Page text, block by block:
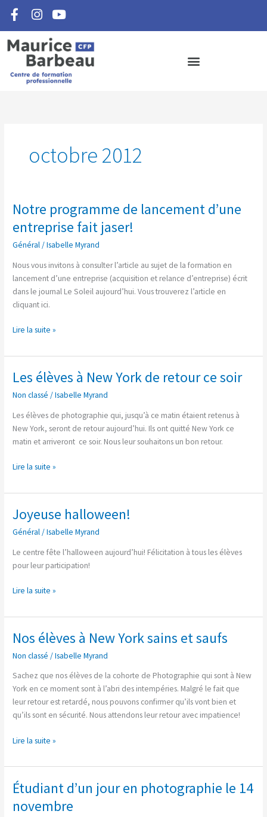
contenu
F
a
c
e
b
o
I
n
s
t
a
g
r
Y
o
u
t
u
b
e
octobre 2012
Notre programme de lancement d’une
entreprise fait jaser!
Général/Isabelle Myrand
Nous vous invitons à consulter l’article au sujet de la formation en
lancement d’une entreprise (acquisition et relance d’entreprise) écrit
dans le journal Le Soleil aujourd’hui. Vous trouverez l’article en
cliquant ici.
Notre
programme
de
lancement
Lire la suite »
Les élèves à New York de retour ce soir
Non classé /Isabelle Myrand
Les élèves de photographie qui, jusqu’à ce matin étaient retenus à
New York, seront de retour aujourd’hui. Ils ont quitté New York ce
matin et arriveront ce soir. Nous leur souhaitons un bon retour.
Les
à
New
York
de
ce
Lire la suite »
Joyeuse halloween!
Général/Isabelle Myrand
Le centre fête l’halloween aujourd’hui! Félicitation à tous les élèves
pour leur participation!
Joyeuse
halloween!
Lire la suite »
Nos élèves à New York sains et saufs
Non classé /Isabelle Myrand
Sachez que nos élèves de la cohorte de Photographie qui sont à New
York en ce moment sont à l’abri des intempéries. Malgré le fait que
leur retour est retardé, nous pouvons confirmer qu’ils vont bien et
qu’ils sont en sécurité. Nous attendons leur retour avec impatience!
Nos
à
New
York
sains
et
Lire la suite »
Étudiant d’un jour en photographie le 14
novembre
Étudiant
jour